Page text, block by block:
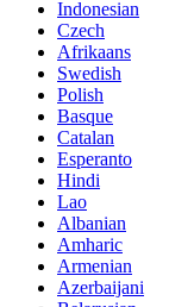
Indonesian
Czech
Afrikaans
Swedish
Polish
Basque
Catalan
Esperanto
Hindi
Lao
Albanian
Amharic
Armenian
Azerbaijani